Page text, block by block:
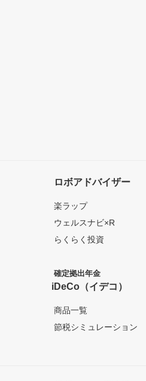
ロボアドバイザー
楽ラップ
ウェルスナビ×R
らくらく投資
確定拠出年金
iDeCo（イデコ）
商品一覧
節税シミュレーション